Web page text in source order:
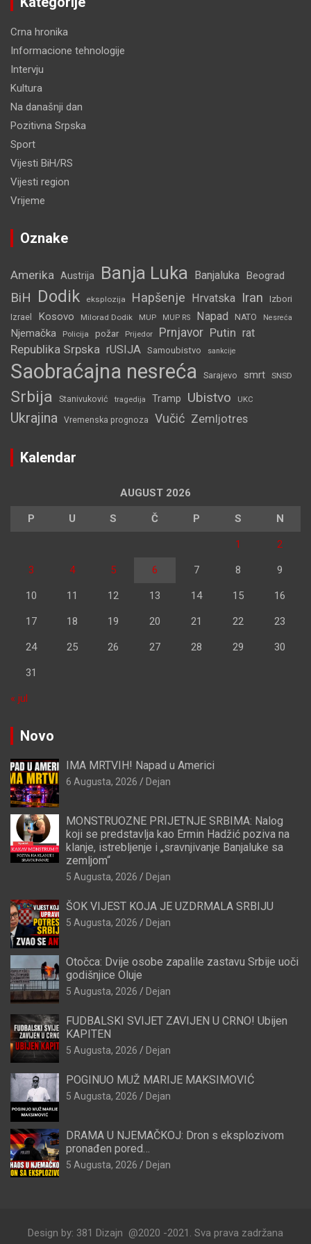
Crna hronika
Informacione tehnologije
Intervju
Kultura
Na današnji dan
Pozitivna Srpska
Sport
Vijesti BiH/RS
Vijesti region
Vrijeme
Oznake
Amerika Austrija Banja Luka Banjaluka Beograd
BiH Dodik eksplozija Hapšenje Hrvatska Iran Izbori
Izrael Kosovo Milorad Dodik MUP MUP RS Napad NATO Nesreća
Njemačka Policija požar Prijedor Prnjavor Putin rat
Republika Srpska rUSIJA Samoubistvo sankcije
Saobraćajna nesreća Sarajevo smrt SNSD
Srbija Stanivuković tragedija Tramp Ubistvo UKC
Ukrajina Vremenska prognoza Vučić Zemljotres
Kalendar
AUGUST 2026
P U S Č P S N
1 2
3 4 5 6 7 8 9
10 11 12 13 14 15 16
17 18 19 20 21 22 23
24 25 26 27 28 29 30
31
« jul
Novo
IMA MRTVIH! Napad u Americi
6 Augusta, 2026 Dejan
MONSTRUOZNE PRIJETNJE SRBIMA: Nalog
koji se predstavlja kao Ermin Hadžić poziva na
klanje, istrebljenje i „sravnjivanje Banjaluke sa
zemljom“
5 Augusta, 2026 Dejan
ŠOK VIJEST KOJA JE UZDRMALA SRBIJU
5 Augusta, 2026 Dejan
Otočca: Dvije osobe zapalile zastavu Srbije uoči
godišnjice Oluje
5 Augusta, 2026 Dejan
FUDBALSKI SVIJET ZAVIJEN U CRNO! Ubijen
KAPITEN
5 Augusta, 2026 Dejan
POGINUO MUŽ MARIJE MAKSIMOVIĆ
5 Augusta, 2026 Dejan
DRAMA U NJEMAČKOJ: Dron s eksplozivom
pronađen pored…
5 Augusta, 2026 Dejan
Design by: 381 Dizajn @2020 -2021. Sva prava zadržana